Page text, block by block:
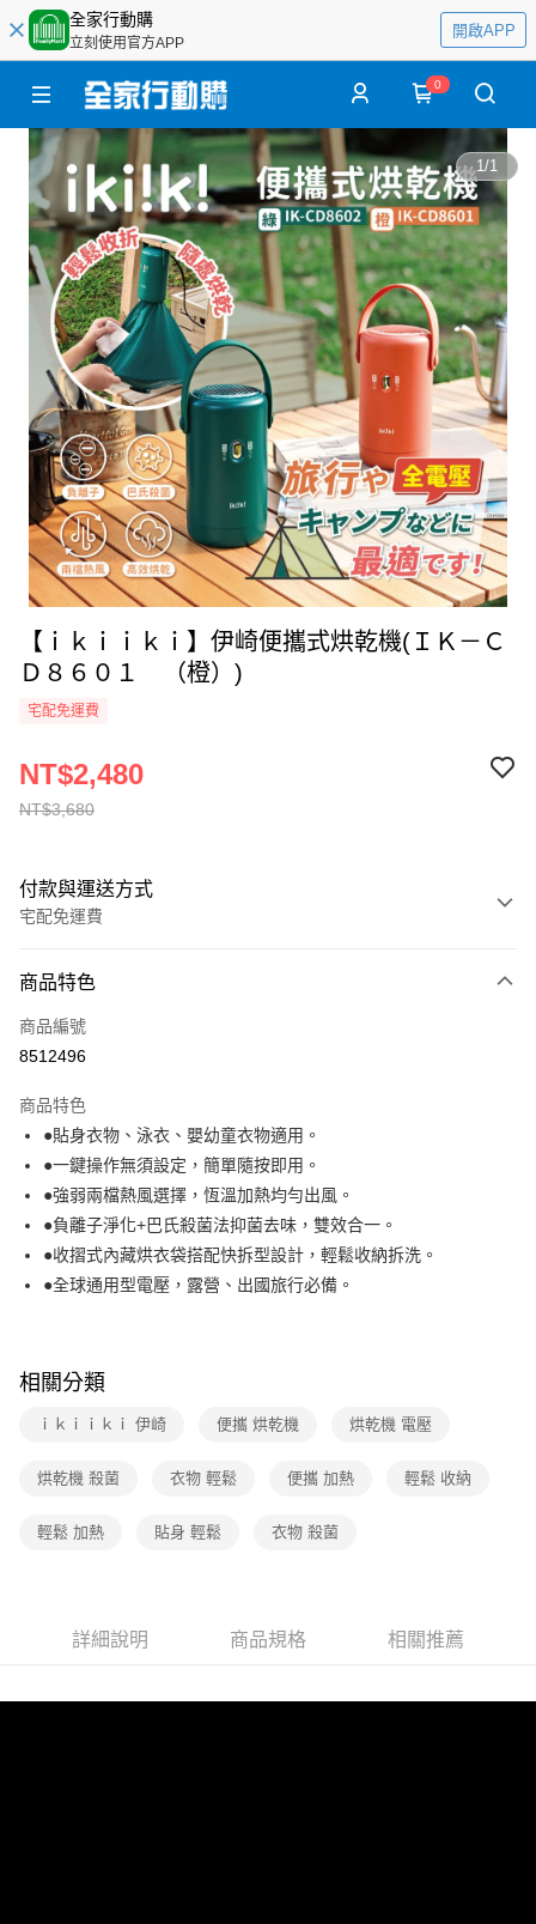
全家行動購
立刻使用官方APP
開啟APP
0
1/1
【ｉｋｉｉｋｉ】伊崎便攜式烘乾機(ＩＫ－Ｃ
Ｄ８６０１ （橙）)
宅配免運費
NT$3,680
NT$2,480
付款與運送方式
宅配免運費
全家線上支付
運送方式
本島宅配-活動商品
免運費
離島宅配-常溫商品
免運費
商品特色
商品編號
8512496
商品特色
●貼身衣物、泳衣、嬰幼童衣物適用。
●一鍵操作無須設定，簡單隨按即用。
●強弱兩檔熱風選擇，恆溫加熱均勻出風。
●負離子淨化+巴氏殺菌法抑菌去味，雙效合一。
●收摺式內藏烘衣袋搭配快拆型設計，輕鬆收納拆洗。
●全球通用型電壓，露營、出國旅行必備。
相關分類
ｉｋｉｉｋｉ 伊崎 便攜 烘乾機 烘乾機 電壓
烘乾機 殺菌 衣物 輕鬆 便攜 加熱 輕鬆 收納
輕鬆 加熱 貼身 輕鬆 衣物 殺菌
詳細說明 商品規格 相關推薦